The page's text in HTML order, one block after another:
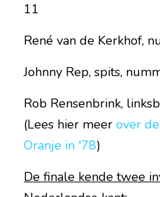
11
René van de Kerkhof,
Johnny Rep, spits,
Rob Rensenbrink,
(Lees hier meer over
Oranje in '78)
De finale kende twee